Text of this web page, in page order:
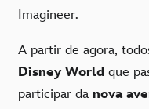
Imagineer.
A partir de agora,
Disney World que
participar da nova